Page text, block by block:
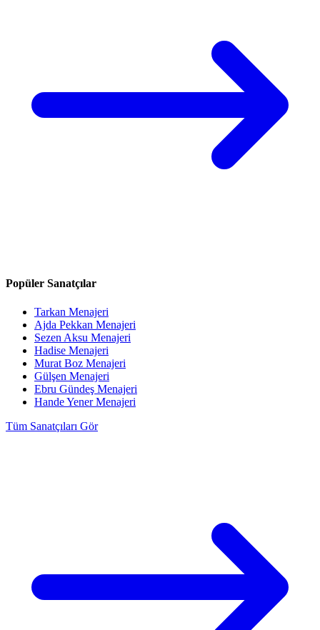
Popüler Sanatçılar
Tarkan Menajeri
Ajda Pekkan Menajeri
Sezen Aksu Menajeri
Hadise Menajeri
Murat Boz Menajeri
Gülşen Menajeri
Ebru Gündeş Menajeri
Hande YenerMenajeri
Tüm Sanatçıları Gör